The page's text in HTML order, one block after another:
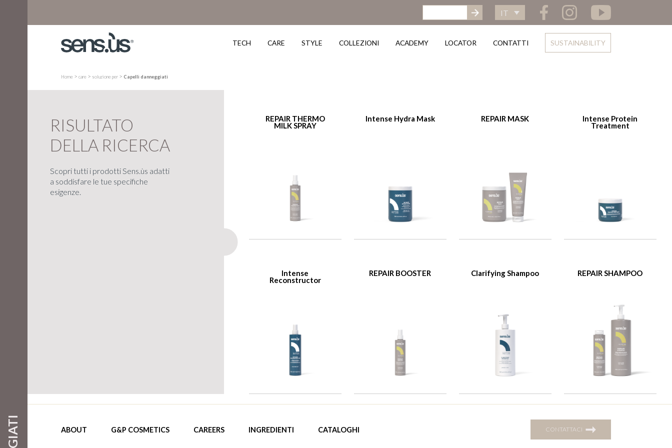
IT
TECH CARE STYLE COLLEZIONI ACADEMY LOCATOR CONTATTI SUSTAINABILITY
Home > care > soluzione per > Capelli danneggiati
RISULTATO
DELLA RICERCA
Scopri tutti i prodotti Sens.ùs adatti
a soddisfare le tue specifiche
esigenze.
REPAIR THERMO
MILK SPRAY
Intense Hydra Mask REPAIR MASK Intense Protein
Treatment
Intense
Reconstructor
REPAIR BOOSTER Clarifying Shampoo REPAIR SHAMPOO
ABOUT G&P COSMETICS CAREERS INGREDIENTI CATALOGHI CONTATTACI ➞